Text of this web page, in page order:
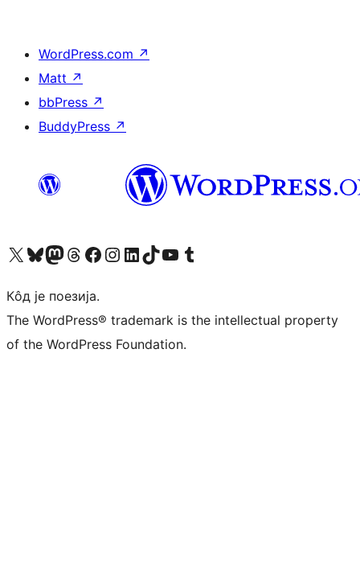
WordPress.com ↗
Matt ↗
bbPress ↗
BuddyPress ↗
Visit our X (formerly Twitter) account
Посетите наш Bluesky налог
Visit our Mastodon account
Посетите наш налог на Threads-у Visit our Facebook page
Посетите наш Инстаграм налог
Visit our LinkedIn account
Посетите наш TikTok налог
Visit our YouTube channel
Посетите наш Tumblr налог
Кôд је поезија.
The WordPress® trademark is the intellectual property
of the WordPress Foundation.